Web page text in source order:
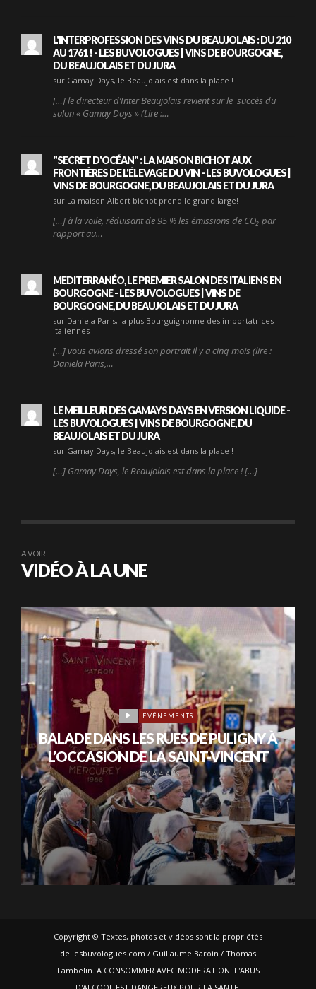
L'INTERPROFESSION DES VINS DU BEAUJOLAIS : DU 210
AU 1761 ! - LES BUVOLOGUES | VINS DE BOURGOGNE,
DU BEAUJOLAIS ET DU JURA
sur Gamay Days, le Beaujolais est dans la place !
[…] le directeur d’Inter Beaujolais revient sur le succès du
salon « Gamay Days » (Lire :…
"SECRET D'OCÉAN" : LA MAISON BICHOT AUX
FRONTIÈRES DE L'ÉLEVAGE DU VIN - LES BUVOLOGUES |
VINS DE BOURGOGNE, DU BEAUJOLAIS ET DU JURA
sur La maison Albert bichot prend le grand large!
[…] à la voile, réduisant de 95 % les émissions de CO₂ par
rapport au…
MEDITERRANÉO, LE PREMIER SALON DES ITALIENS EN
BOURGOGNE - LES BUVOLOGUES | VINS DE
BOURGOGNE, DU BEAUJOLAIS ET DU JURA
sur Daniela Paris, la plus Bourguignonne des importatrices
italiennes
[…] vous avions dressé son portrait il y a cinq mois (lire :
Daniela Paris,…
LE MEILLEUR DES GAMAYS DAYS EN VERSION LIQUIDE -
LES BUVOLOGUES | VINS DE BOURGOGNE, DU
BEAUJOLAIS ET DU JURA
sur Gamay Days, le Beaujolais est dans la place !
[…] Gamay Days, le Beaujolais est dans la place ! […]
A VOIR
VIDÉO À LA UNE
EVÉNEMENTS
BALADE DANS LES RUES DE PULIGNY À
L’OCCASION DE LA SAINT-VINCENT
IL Y A 4 ANS
Copyright © Textes, photos et vidéos sont la propriétés
de lesbuvologues.com / Guillaume Baroin / Thomas
Lambelin. A CONSOMMER AVEC MODERATION. L'ABUS